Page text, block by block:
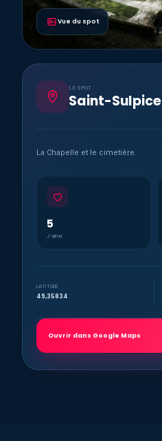
Vue du spot
LE SPOT
Saint-
La Chapelle et le cimetière.
5
J’aime
LATITUDE
49,35834
Ouvrir dans Google Maps